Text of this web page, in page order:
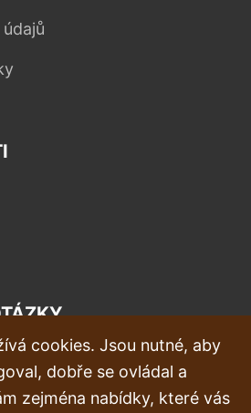
cookies. Jsou nutné, aby
dobře se ovládal a
zejména nabídky, které vás